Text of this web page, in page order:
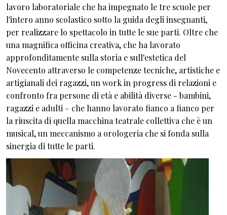
lavoro laboratoriale che ha impegnato le tre scuole per
l'intero anno scolastico sotto la guida degli insegnanti,
per realizzare lo spettacolo in tutte le sue parti. Oltre che
una magnifica officina creativa, che ha lavorato
approfonditamente sulla storia e sull'estetica del
Novecento attraverso le competenze tecniche, artistiche e
artigianali dei ragazzi, un work in progress di relazioni e
confronto fra persone di età e abilità diverse - bambini,
ragazzi e adulti – che hanno lavorato fianco a fianco per
la riuscita di quella macchina teatrale collettiva che è un
musical, un meccanismo a orologeria che si fonda sulla
sinergia di tutte le parti.